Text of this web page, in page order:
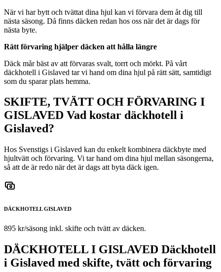
När vi har bytt och tvättat dina hjul kan vi förvara dem åt dig till
nästa säsong. Då finns däcken redan hos oss när det är dags för
nästa byte.
Rätt förvaring hjälper däcken att hålla längre
Däck mår bäst av att förvaras svalt, torrt och mörkt. På vårt
däckhotell i Gislaved tar vi hand om dina hjul på rätt sätt, samtidigt
som du sparar plats hemma.
SKIFTE, TVÄTT OCH FÖRVARING I
GISLAVED Vad kostar däckhotell i
Gislaved?
Hos Svenstigs i Gislaved kan du enkelt kombinera däckbyte med
hjultvätt och förvaring. Vi tar hand om dina hjul mellan säsongerna,
så att de är redo när det är dags att byta däck igen.
DÄCKHOTELL GISLAVED
895 kr/säsong inkl. skifte och tvätt av däcken.
DÄCKHOTELL I GISLAVED Däckhotell
i Gislaved med skifte, tvätt och förvaring